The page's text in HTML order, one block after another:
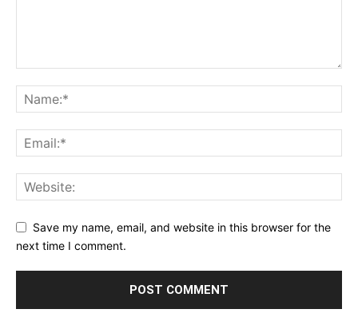
Save my name, email, and website in this browser for the
next time I comment.